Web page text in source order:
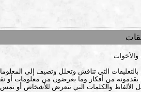
والأخوات
التي تناقش وتحلل وتضيف إلى
من أفكار وما يعرضون من معلومات أو
الألفاظ والكلمات التي تتعرض للأشخاص أو تمس